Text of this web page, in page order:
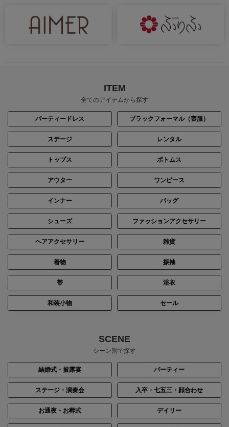
ITEM
全てのアイテムから探す
パーティードレス ブラックフォーマル（喪服）
ステージ レンタル
トップス ボトムス
アウター ワンピース
インナー バッグ
シューズ ファッションアクセサリー
ヘアアクセサリー 雑貨
着物 振袖
帯 浴衣
和装小物 セール
SCENE
シーン別で探す
結婚式・披露宴 パーティー
ステージ・演奏会 入卒・七五三・顔合わせ
お通夜・お葬式 デイリー